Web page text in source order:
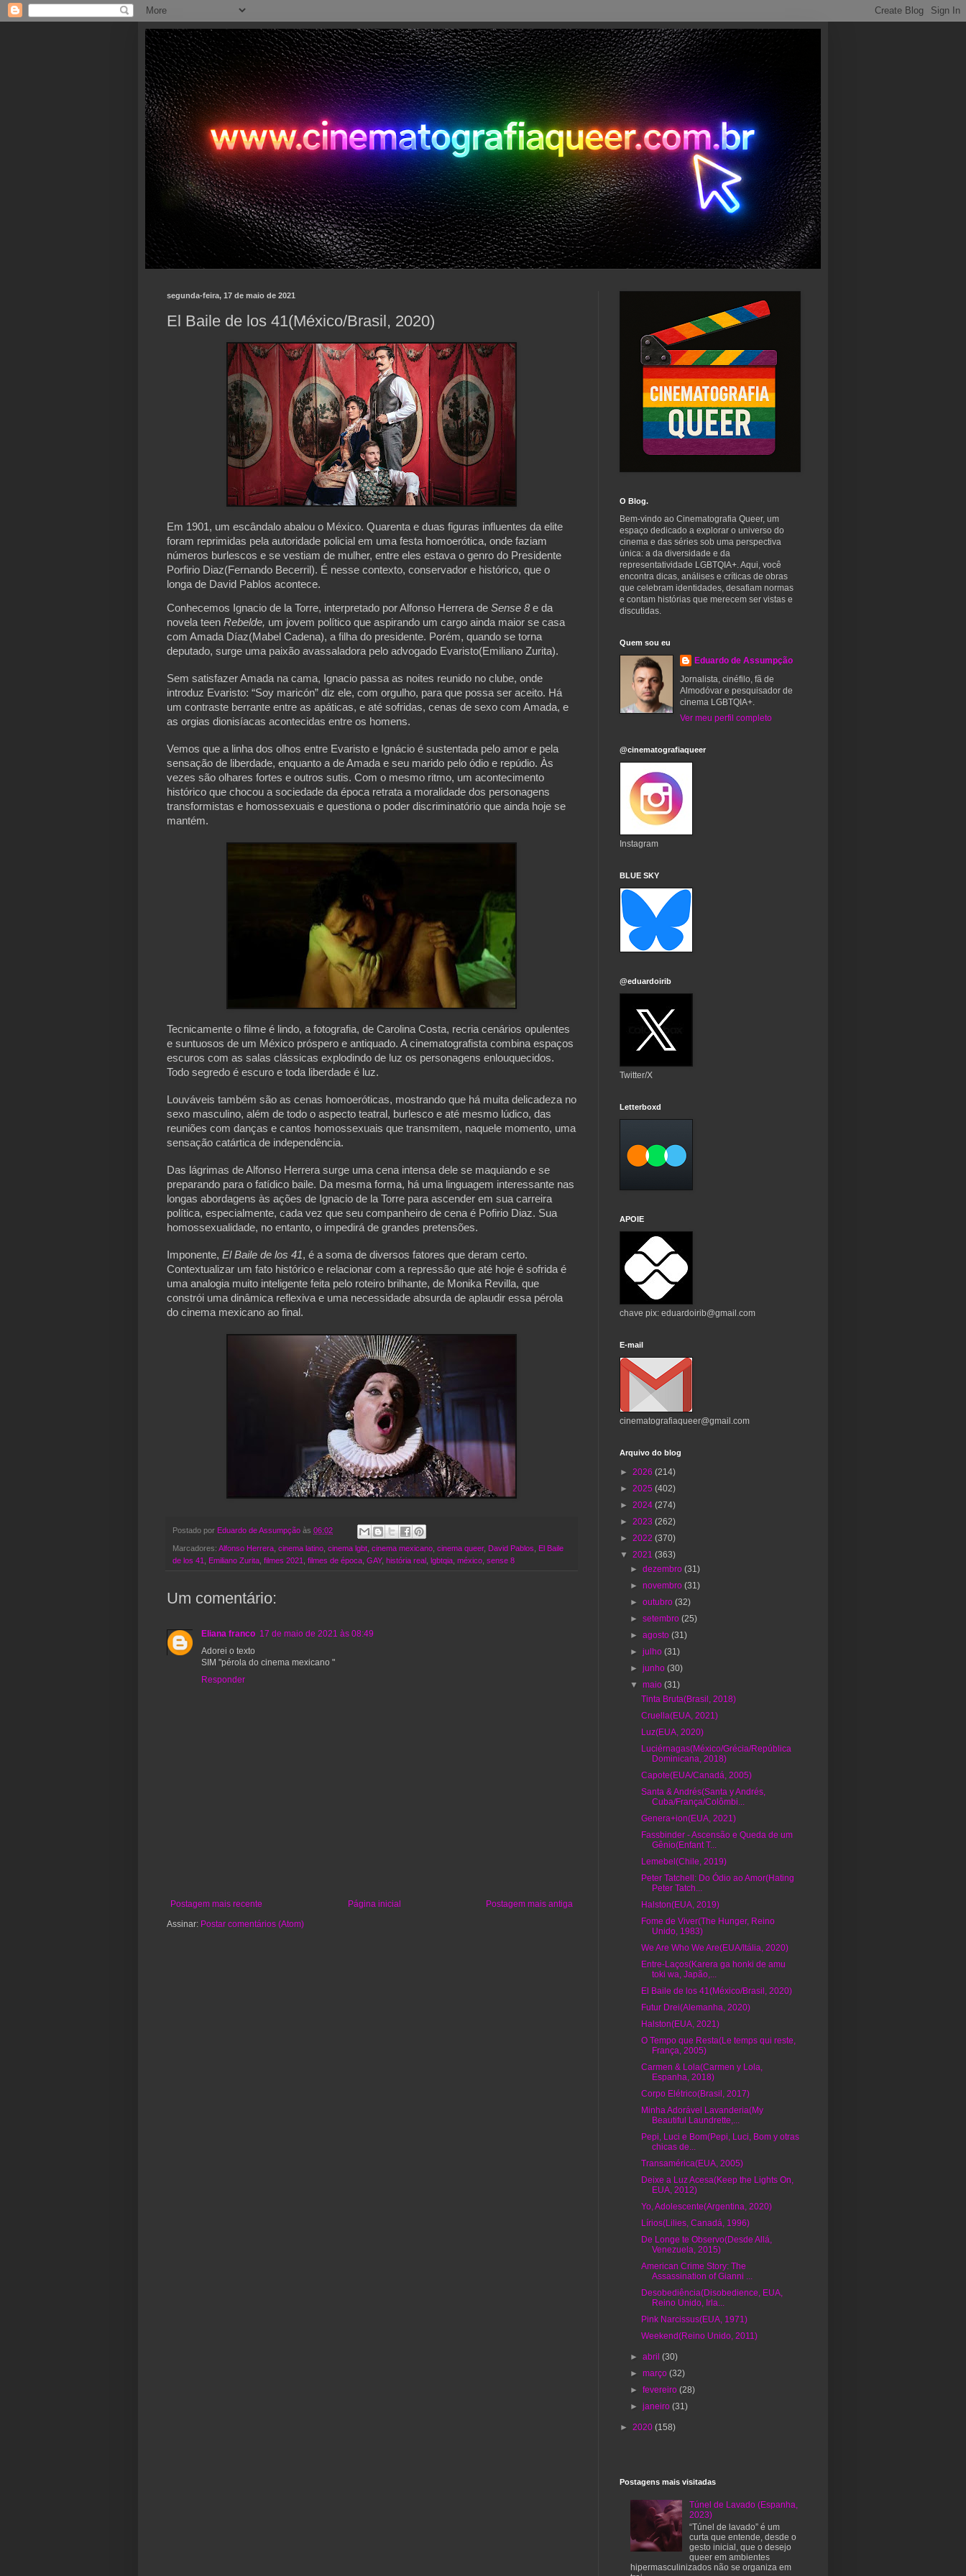
segunda-feira, 17 de maio de 2021
El Baile de los 41(México/Brasil, 2020)
Em 1901, um escândalo abalou o México. Quarenta e duas figuras influentes da elite
foram reprimidas pela autoridade policial em uma festa homoerótica, onde faziam
números burlescos e se vestiam de mulher, entre eles estava o genro do Presidente
Porfirio Diaz(Fernando Becerril). É nesse contexto, conservador e histórico, que o
longa de David Pablos acontece.
Conhecemos Ignacio de la Torre, interpretado por Alfonso Herrera de Sense 8 e da
novela teen Rebelde, um jovem político que aspirando um cargo ainda maior se casa
com Amada Díaz(Mabel Cadena), a filha do presidente. Porém, quando se torna
deputado, surge uma paixão avassaladora pelo advogado Evaristo(Emiliano Zurita).
Sem satisfazer Amada na cama, Ignacio passa as noites reunido no clube, onde
introduz Evaristo: “Soy maricón” diz ele, com orgulho, para que possa ser aceito. Há
um contraste berrante entre as apáticas, e até sofridas, cenas de sexo com Amada, e
as orgias dionisíacas acontecidas entre os homens.
Vemos que a linha dos olhos entre Evaristo e Ignácio é sustentada pelo amor e pela
sensação de liberdade, enquanto a de Amada e seu marido pelo ódio e repúdio. Às
vezes são olhares fortes e outros sutis. Com o mesmo ritmo, um acontecimento
histórico que chocou a sociedade da época retrata a moralidade dos personagens
transformistas e homossexuais e questiona o poder discriminatório que ainda hoje se
mantém.
Tecnicamente o filme é lindo, a fotografia, de Carolina Costa, recria cenários opulentes
e suntuosos de um México próspero e antiquado. A cinematografista combina espaços
escuros com as salas clássicas explodindo de luz os personagens enlouquecidos.
Todo segredo é escuro e toda liberdade é luz.
Louváveis também são as cenas homoeróticas, mostrando que há muita delicadeza no
sexo masculino, além de todo o aspecto teatral, burlesco e até mesmo lúdico, das
reuniões com danças e cantos homossexuais que transmitem, naquele momento, uma
sensação catártica de independência.
Das lágrimas de Alfonso Herrera surge uma cena intensa dele se maquiando e se
preparando para o fatídico baile. Da mesma forma, há uma linguagem interessante nas
longas abordagens às ações de Ignacio de la Torre para ascender em sua carreira
política, especialmente, cada vez que seu companheiro de cena é Pofirio Diaz. Sua
homossexualidade, no entanto, o impedirá de grandes pretensões.
Imponente, El Baile de los 41, é a soma de diversos fatores que deram certo.
Contextualizar um fato histórico e relacionar com a repressão que até hoje é sofrida é
uma analogia muito inteligente feita pelo roteiro brilhante, de Monika Revilla, que
constrói uma dinâmica reflexiva e uma necessidade absurda de aplaudir essa pérola
do cinema mexicano ao final.
Postado por Eduardo de Assumpção às 06:02
Marcadores: Alfonso Herrera cinema latino cinema lgbt cinema mexicano cinema queer, David Pablos
El Baile
de los 41
Emiliano Zurita filmes 2021 filmes de época GAY, história real lgbtqia méxico sense 8
Um comentário:
Eliana franco 17 de maio de 2021 às 08:49
Adorei o texto
SIM "pérola do cinema mexicano "
Responder
Postagem mais recente Postagem mais antiga
Página inicial
Assinar: Postar comentários (Atom)
O Blog.
Bem-vindo ao Cinematografia Queer, um
espaço dedicado a explorar o universo do
cinema e das séries sob uma perspectiva
única: a da diversidade e da
representatividade LGBTQIA+. Aqui, você
encontra dicas, análises e críticas de obras
que celebram identidades, desafiam normas
e contam histórias que merecem ser vistas e
discutidas.
Quem sou eu
Eduardo de Assumpção
Jornalista, cinéfilo, fã de
Almodóvar e pesquisador de
cinema LGBTQIA+.
Ver meu perfil completo
@cinematografiaqueer
Instagram
BLUE SKY
@eduardoirib
Twitter/X
Letterboxd
APOIE
chave pix: eduardoirib@gmail.com
E-mail
cinematografiaqueer@gmail.com
Arquivo do blog
► 2026 (214)
► 2025 (402)
► 2024 (274)
► 2023 (262)
► 2022 (370)
▼ 2021 (363)
►dezembro(31)
►novembro(31)
►outubro(32)
►setembro(25)
►agosto(31)
►julho(31)
►junho(30)
▼maio(31)
Tinta Bruta(Brasil, 2018)
Cruella(EUA, 2021)
Luz(EUA, 2020)
Luciérnagas(México/Grécia/República
Dominicana, 2018)
Capote(EUA/Canadá, 2005)
Santa & Andrés(Santa y Andrés,
Cuba/França/Colômbi...
Genera+ion(EUA, 2021)
Fassbinder - Ascensão e Queda de um
Gênio(Enfant T...
Lemebel(Chile, 2019)
Peter Tatchell: Do Ódio ao Amor(Hating
Peter Tatch...
Halston(EUA, 2019)
Fome de Viver(The Hunger, Reino
Unido, 1983)
We Are Who We Are(EUA/Itália, 2020)
Entre-Laços(Karera ga honki de amu
toki wa, Japão,...
El Baile de los 41(México/Brasil, 2020)
Futur Drei(Alemanha, 2020)
Halston(EUA, 2021)
O Tempo que Resta(Le temps qui reste,
França, 2005)
Carmen & Lola(Carmen y Lola,
Espanha, 2018)
Corpo Elétrico(Brasil, 2017)
Minha Adorável Lavanderia(My
Beautiful Laundrette,...
Pepi, Luci e Bom(Pepi, Luci, Bom y otras
chicas de...
Transamérica(EUA, 2005)
Deixe a Luz Acesa(Keep the Lights On,
EUA, 2012)
Yo, Adolescente(Argentina, 2020)
Lírios(Lilies, Canadá, 1996)
De Longe te Observo(Desde Allá,
Venezuela, 2015)
American Crime Story: The
Assassination of Gianni ...
Desobediência(Disobedience, EUA,
Reino Unido, Irla...
Pink Narcissus(EUA, 1971)
Weekend(Reino Unido, 2011)
►abril(30)
►março(32)
►fevereiro(28)
►janeiro(31)
► 2020 (158)
Postagens mais visitadas
Túnel de Lavado (Espanha,
2023)
“Túnel de lavado” é um
curta que entende, desde o
gesto inicial, que o desejo
queer em ambientes
hipermasculinizados não se organiza em